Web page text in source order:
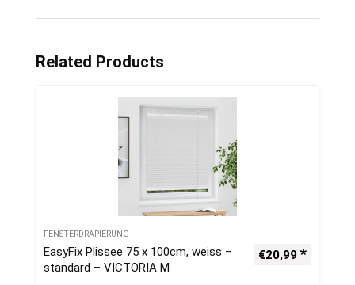
Related Products
FENSTERDRAPIERUNG
EasyFix Plissee 75 x 100cm, weiss –
standard – VICTORIA M
€20,99